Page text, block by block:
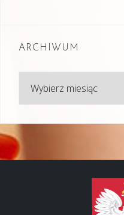
ARCHIWUM